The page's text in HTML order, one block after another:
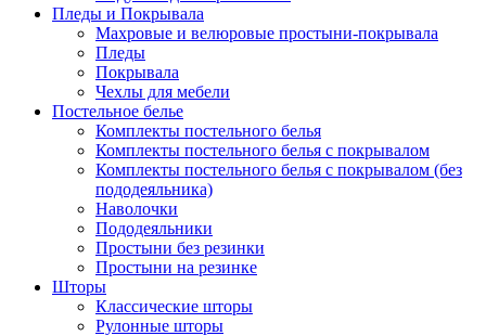
Пледы и Покрывала
Махровые и велюровые простыни-покрывала
Пледы
Покрывала
Чехлы для мебели
Постельное белье
Комплекты постельного белья
Комплекты постельного белья с покрывалом
Комплекты постельного белья с покрывалом (без
пододеяльника)
Наволочки
Пододеяльники
Простыни без резинки
Простыни на резинке
Шторы
Классические шторы
Рулонные шторы